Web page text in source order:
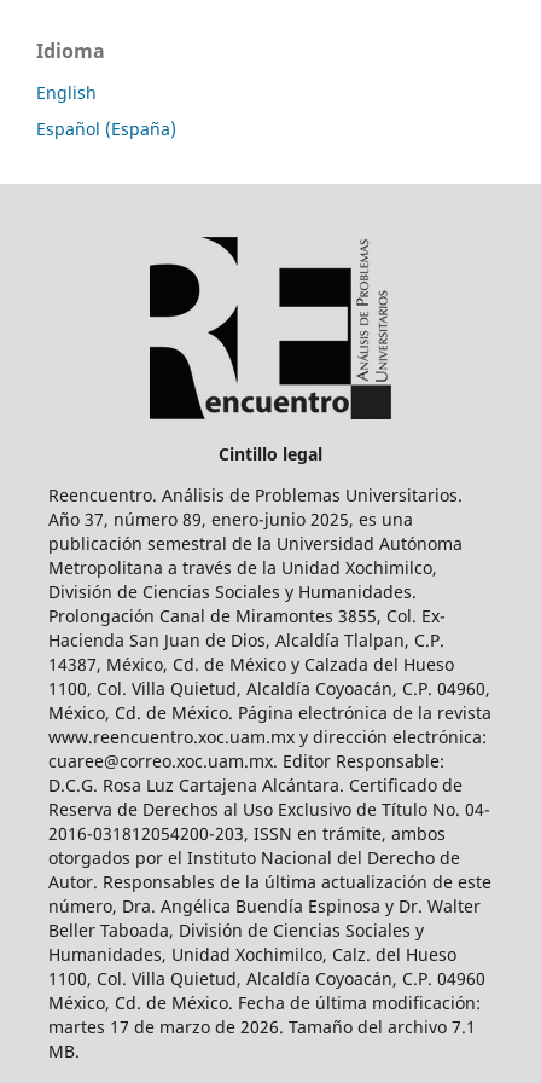
Idioma
English
Español (España)
Cintillo legal
Reencuentro. Análisis de Problemas Universitarios.
Año 37, número 89, enero-junio 2025, es una
publicación semestral de la Universidad Autónoma
Metropolitana a través de la Unidad Xochimilco,
División de Ciencias Sociales y Humanidades.
Prolongación Canal de Miramontes 3855, Col. Ex-
Hacienda San Juan de Dios, Alcaldía Tlalpan, C.P.
14387, México, Cd. de México y Calzada del Hueso
1100, Col. Villa Quietud, Alcaldía Coyoacán, C.P. 04960,
México, Cd. de México. Página electrónica de la revista
www.reencuentro.xoc.uam.mx y dirección electrónica:
cuaree@correo.xoc.uam.mx. Editor Responsable:
D.C.G. Rosa Luz Cartajena Alcántara. Certificado de
Reserva de Derechos al Uso Exclusivo de Título No. 04-
2016-031812054200-203, ISSN en trámite, ambos
otorgados por el Instituto Nacional del Derecho de
Autor. Responsables de la última actualización de este
número, Dra. Angélica Buendía Espinosa y Dr. Walter
Beller Taboada, División de Ciencias Sociales y
Humanidades, Unidad Xochimilco, Calz. del Hueso
1100, Col. Villa Quietud, Alcaldía Coyoacán, C.P. 04960
México, Cd. de México. Fecha de última modificación:
martes 17 de marzo de 2026. Tamaño del archivo 7.1
MB.